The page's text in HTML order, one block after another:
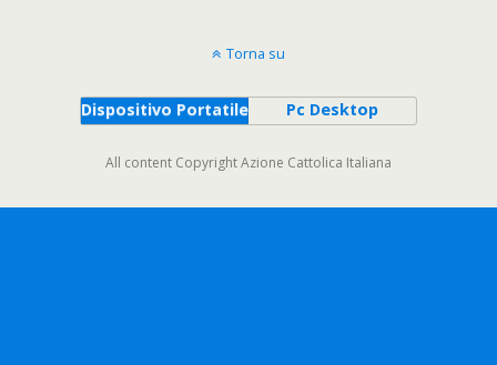
Torna su
Dispositivo Portatile Pc Desktop
All content Copyright Azione Cattolica Italiana